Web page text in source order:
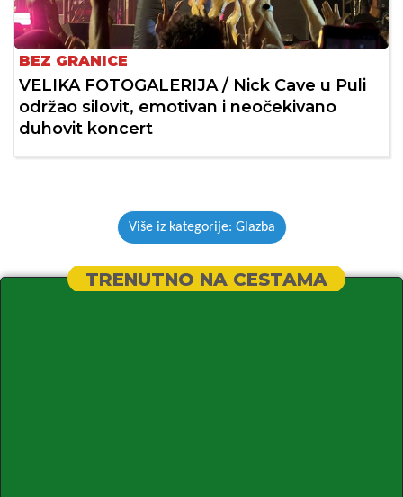
BEZ GRANICE
VELIKA FOTOGALERIJA / Nick Cave u Puli
održao silovit, emotivan i neočekivano
duhovit koncert
Više iz kategorije: Glazba
TRENUTNO NA CESTAMA